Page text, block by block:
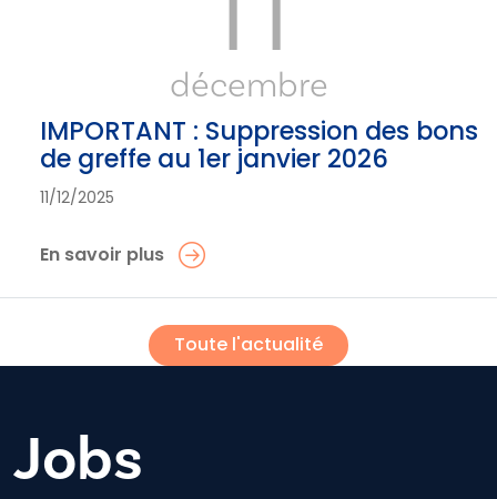
décembre
IMPORTANT : Suppression des bons
de greffe au 1er janvier 2026
11/12/2025
En savoir plus
Toute l'actualité
Jobs